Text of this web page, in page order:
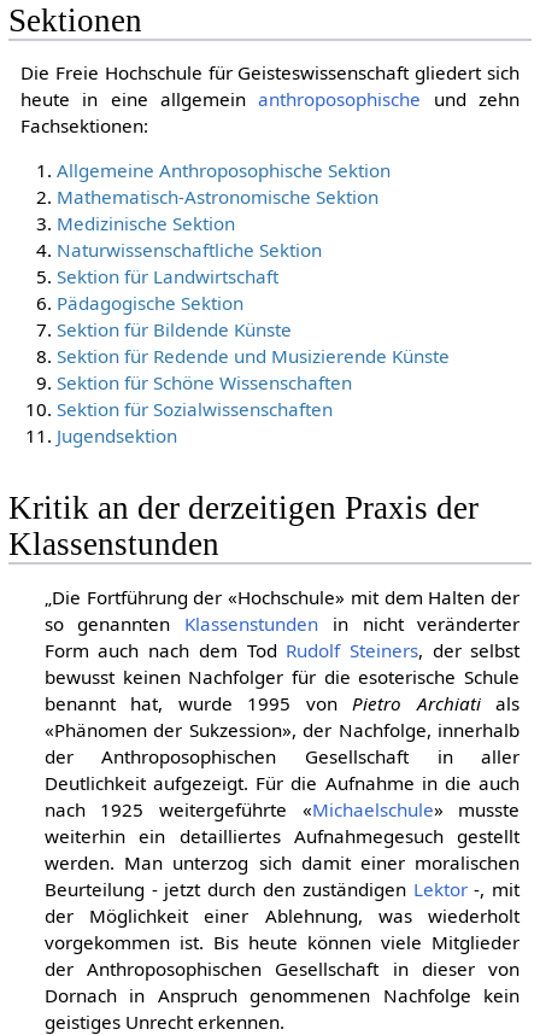
Sektionen
Die Freie Hochschule für Geisteswissenschaft gliedert sich
heute in eine allgemeinanthroposophische und zehn
Fachsektionen:
Allgemeine Anthroposophische Sektion
Mathematisch-Astronomische Sektion
Medizinische Sektion
Naturwissenschaftliche Sektion
Sektion für Landwirtschaft
Pädagogische Sektion
Sektion für Bildende Künste
Sektion für Redende und Musizierende Künste
Sektion für Schöne Wissenschaften
Sektion für Sozialwissenschaften
Jugendsektion
Kritik an der derzeitigen Praxis der
Klassenstunden
„Die Fortführung der «Hochschule» mit dem Halten der
so genannten Klassenstunden in nicht veränderter
Form auch nach dem Tod Rudolf Steiners, der selbst
bewusst keinen Nachfolger für die esoterische Schule
benannt hat, wurde 1995 von Pietro Archiatials
«Phänomen der Sukzession», der Nachfolge, innerhalb
der Anthroposophischen Gesellschaft in aller
Deutlichkeit aufgezeigt. Für die Aufnahme in die auch
nach 1925 weitergeführte «Michaelschule» musste
weiterhin ein detailliertes Aufnahmegesuch gestellt
werden. Man unterzog sich damit einer moralischen
Beurteilung - jetzt durch den zuständigen Lektor-, mit
der Möglichkeit einer Ablehnung, was wiederholt
vorgekommen ist. Bis heute können viele Mitglieder
der Anthroposophischen Gesellschaft in dieser von
Dornach in Anspruch genommenen Nachfolge kein
geistiges Unrecht erkennen.